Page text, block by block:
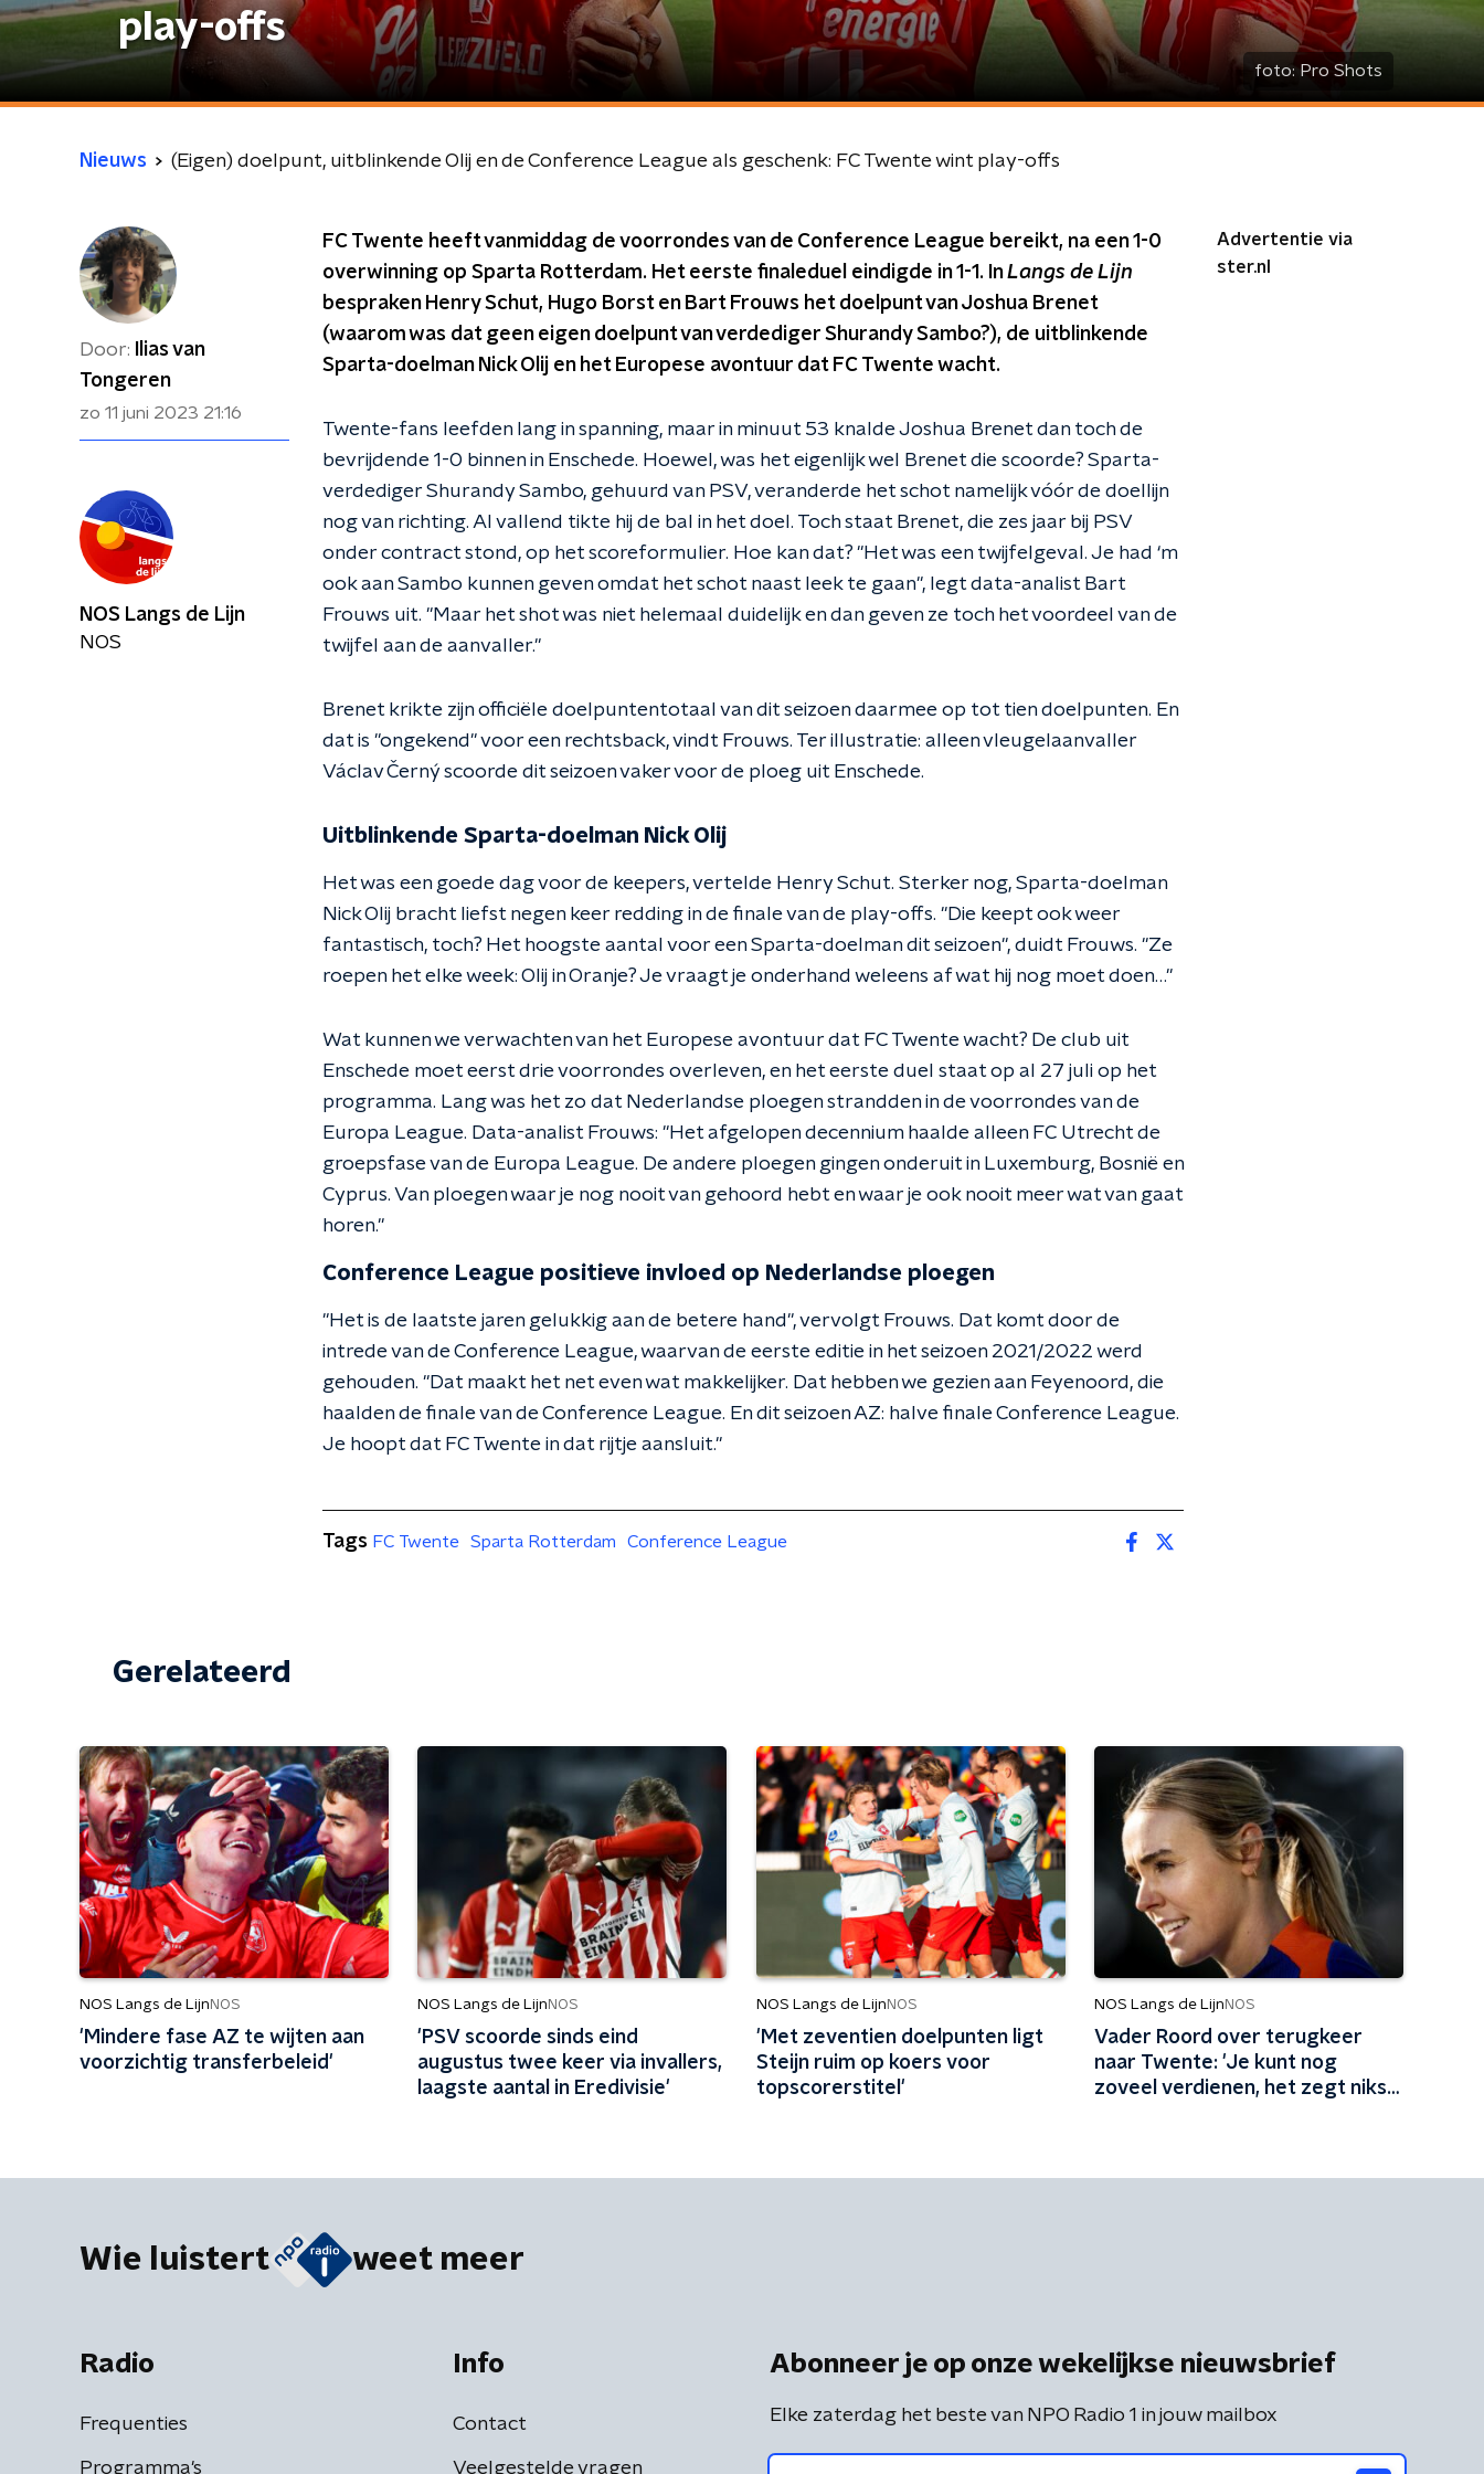
play-offs
foto: Pro Shots
Nieuws (Eigen) doelpunt, uitblinkende Olij en de Conference League als geschenk: FC Twente wint play-offs
Door:
Ilias van
Tongeren
zo 11 juni 2023 21:16
FC Twente heeft vanmiddag de voorrondes van de Conference League bereikt, na een 1-0
overwinning op Sparta Rotterdam. Het eerste finaleduel eindigde in 1-1. InLangs de Lijn
bespraken Henry Schut, Hugo Borst en Bart Frouws het doelpunt van Joshua Brenet
(waarom was dat geen eigen doelpunt van verdediger Shurandy Sambo?), de uitblinkende
Sparta-doelman Nick Olij en het Europese avontuur dat FC Twente wacht.
Twente-fans leefden lang in spanning, maar in minuut 53 knalde Joshua Brenet dan toch de
bevrijdende 1-0 binnen in Enschede. Hoewel, was het eigenlijk wel Brenet die scoorde? Sparta-
verdediger Shurandy Sambo, gehuurd van PSV, veranderde het schot namelijk vóór de doellijn
nog van richting. Al vallend tikte hij de bal in het doel. Toch staat Brenet, die zes jaar bij PSV
onder contract stond, op het scoreformulier. Hoe kan dat? "Het was een twijfelgeval. Je had ‘m
ook aan Sambo kunnen geven omdat het schot naast leek te gaan", legt data-analist Bart
Frouws uit. "Maar het shot was niet helemaal duidelijk en dan geven ze toch het voordeel van de
twijfel aan de aanvaller."
Brenet krikte zijn officiële doelpuntentotaal van dit seizoen daarmee op tot tien doelpunten. En
dat is "ongekend" voor een rechtsback, vindt Frouws. Ter illustratie: alleen vleugelaanvaller
Václav Černý scoorde dit seizoen vaker voor de ploeg uit Enschede.
Uitblinkende Sparta-doelman Nick Olij
Het was een goede dag voor de keepers, vertelde Henry Schut. Sterker nog, Sparta-doelman
Nick Olij bracht liefst negen keer redding in de finale van de play-offs. "Die keept ook weer
fantastisch, toch? Het hoogste aantal voor een Sparta-doelman dit seizoen", duidt Frouws. "Ze
roepen het elke week: Olij in Oranje? Je vraagt je onderhand weleens af wat hij nog moet doen…"
Wat kunnen we verwachten van het Europese avontuur dat FC Twente wacht? De club uit
Enschede moet eerst drie voorrondes overleven, en het eerste duel staat op al 27 juli op het
programma. Lang was het zo dat Nederlandse ploegen strandden in de voorrondes van de
Europa League. Data-analist Frouws: "Het afgelopen decennium haalde alleen FC Utrecht de
groepsfase van de Europa League. De andere ploegen gingen onderuit in Luxemburg, Bosnië en
Cyprus. Van ploegen waar je nog nooit van gehoord hebt en waar je ook nooit meer wat van gaat
horen."
Conference League positieve invloed op Nederlandse ploegen
"Het is de laatste jaren gelukkig aan de betere hand", vervolgt Frouws. Dat komt door de
intrede van de Conference League, waarvan de eerste editie in het seizoen 2021/2022 werd
gehouden. "Dat maakt het net even wat makkelijker. Dat hebben we gezien aan Feyenoord, die
haalden de finale van de Conference League. En dit seizoen AZ: halve finale Conference League.
Je hoopt dat FC Twente in dat rijtje aansluit."
Advertentie via
ster.nl
NOS Langs de Lijn
NOS
Tags FC Twente Sparta Rotterdam Conference League
Gerelateerd
NOS Langs de Lijn NOS
'Mindere fase AZ te wijten aan
voorzichtig transferbeleid'
NOS Langs de Lijn NOS
'PSV scoorde sinds eind
augustus twee keer via invallers,
laagste aantal in Eredivisie'
NOS Langs de Lijn NOS
'Met zeventien doelpunten ligt
Steijn ruim op koers voor
topscorerstitel'
NOS Langs de Lijn NOS
Vader Roord over terugkeer
naar Twente: 'Je kunt nog
zoveel verdienen, het zegt niks
Wie luistert weet meer
Radio
Frequenties
Programma's
Info
Contact
Veelgestelde vragen
Abonneer je op onze wekelijkse nieuwsbrief
Elke zaterdag het beste van NPO Radio 1 in jouw mailbox